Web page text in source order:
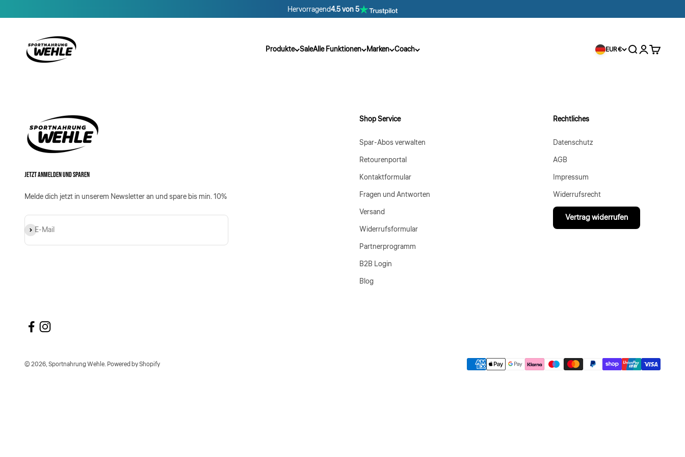
Hervorragend4.5 von 5
Produkte SaleAlle Funktionen Marken Coach
Sportnahrung Wehle
EUR € SucheAnmelden
Warenkorb
JETZT ANMELDEN UND SPAREN
Melde dich jetzt in unserem Newsletter an und spare bis min. 10%
E-Mail
Abonnieren
Shop Service
Spar-Abos verwalten
Retourenportal
Kontaktformular
Fragen und Antworten
Versand
Widerrufsformular
Partnerprogramm
B2B Login
Blog
Rechtliches
Datenschutz
AGB
Impressum
Widerrufsrecht
Vertrag widerrufen
© 2026, Sportnahrung Wehle. Powered by Shopify